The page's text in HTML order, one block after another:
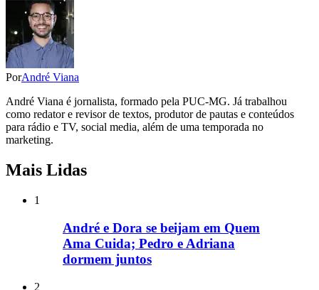
PorAndré Viana
André Viana é jornalista, formado pela PUC-MG. Já trabalhou
como redator e revisor de textos, produtor de pautas e conteúdos
para rádio e TV, social media, além de uma temporada no
marketing.
Mais Lidas
1
André e Dora se beijam em Quem
Ama Cuida; Pedro e Adriana
dormem juntos
2